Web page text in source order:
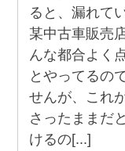
ると、漏れて
某中古車販売
んな都合よく
とやってるの
せんが、これ
さったままだ
けるの[...]